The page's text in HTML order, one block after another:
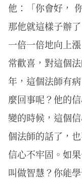
他：「你會好，
那他就這樣子辦
一倍一倍地向上
常歡喜，對這個
年，這個法師有
麼回事呢？他的
變的時候，這個
個法師的話了，
信心不牢固。如
叫做智慧？你能